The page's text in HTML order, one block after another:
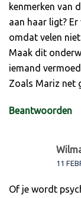
kenmerken van
aan haar ligt?
omdat velen
Maak dit
iemand
Zoals Mariz net
Beantwoorden
11
Of je wordt